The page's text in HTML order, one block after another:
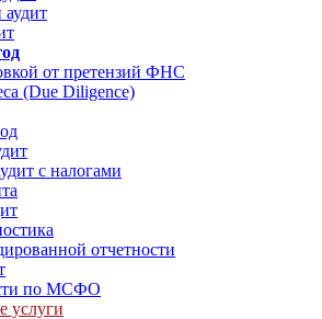
от претензий ФНС
(Due Diligence)
с налогами
отчетности
по МСФО
услуги